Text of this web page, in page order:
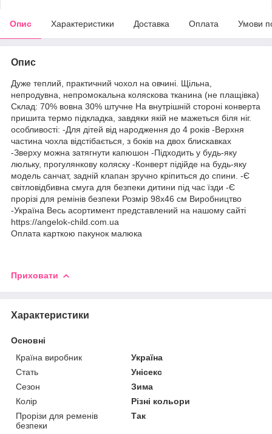
Опис Характеристики Доставка Оплата Умови
Опис
Дуже теплий, практичний чохол на овчині. Щільна,
непродувна, непромокальна коляскова тканина (не плащівка)
Склад: 70% вовна 30% штучне На внутрішній стороні конверта
пришита термо підкладка, завдяки якій не мажеться біля ніг.
особливості: -Для дітей від народження до 4 років -Верхня
частина чохла відстібається, з боків на двох блискавках
-Зверху можна затягнути капюшон -Підходить у будь-яку
люльку, прогулянкову коляску -Конверт підійде на будь-яку
модель санчат, задній клапан зручно кріпиться до спини. -Є
світловідбивна смуга для безпеки дитини під час їзди -Є
прорізі для ремінів безпеки Розмір 98х46 см Виробництво
-Україна Весь асортимент представлений на нашому сайті
https://angelok-child.com.ua
Оплата карткою пакунок малюка
Приховати
Характеристики
Основні
Країна виробник
Україна
Стать
Унісекс
Сезон
Зима
Колір
Різні кольори
Прорізи для ременів
безпеки
Так